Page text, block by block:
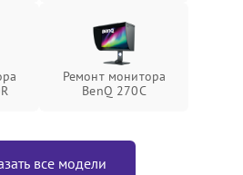
Ремонт монитора
BenQ 270C
все модели